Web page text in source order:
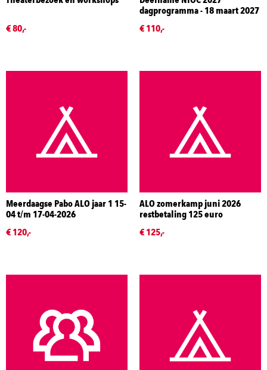
€ 80,-
dagprogramma - 18 maart 2027
€ 110,-
Meerdaagse Pabo ALO jaar 1 15-
04 t/m 17-04-2026
€ 120,-
ALO zomerkamp juni 2026
restbetaling 125 euro
€ 125,-